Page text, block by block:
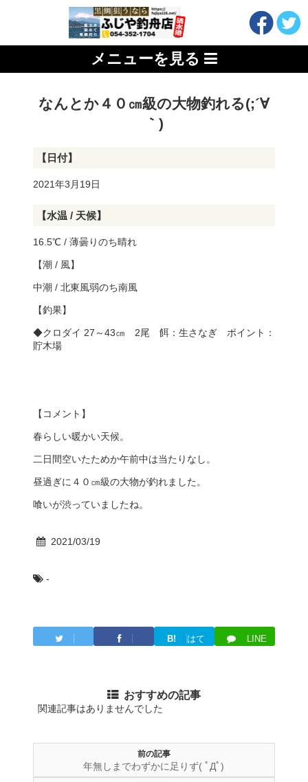
メニューを見る
なんとか４０㎝級の大物釣れる(;´∀
｀)
【日付】
2021年3月19日
【水温 / 天候】
16.5℃ / 薄曇りのち晴れ
【潮 / 風】
中潮 / 北東風弱のち南風
【釣果】
◆クロダイ 27～43㎝ 2尾 餌：生さなぎ ポイント：
貯木場
【コメント】
春らしい暖かい天候。
二日間空いたためか午前中は当たりなし。
昼過ぎに４０㎝級の大物が釣れました。
喰いが渋っていましたね。
2021/03/19
-
B!
はて
LINE
おすすめの記事
関連記事はありませんでした
前の記事
年無しまでわずかに足りず( ﾟДﾟ)